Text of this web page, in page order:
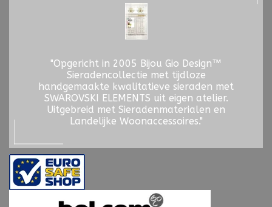
"Opgericht in 2005 Bijou Gio Design™
Sieradencollectie met tijdloze
handgemaakte kwalitatieve sieraden met
SWAROVSKI ELEMENTS uit eigen atelier.
Uitgebreid met Sieradenmaterialen en
Landelijke Woonaccessoires."